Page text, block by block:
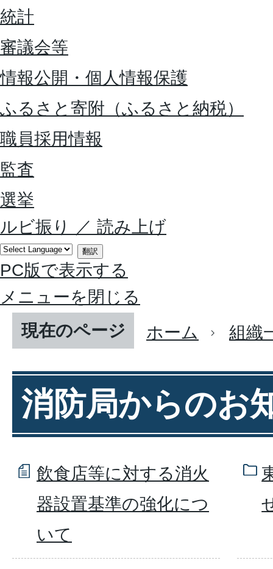
統計
審議会等
情報公開・個人情報保護
ふるさと寄附（ふるさと納税）
職員採用情報
監査
選挙
ルビ振り
／ 読み上げ
翻訳
PC版で表示する
メニューを閉じる
現在のページ
ホーム 組織
消防局からのお
飲食店等に対する消火
器設置基準の強化につ
いて